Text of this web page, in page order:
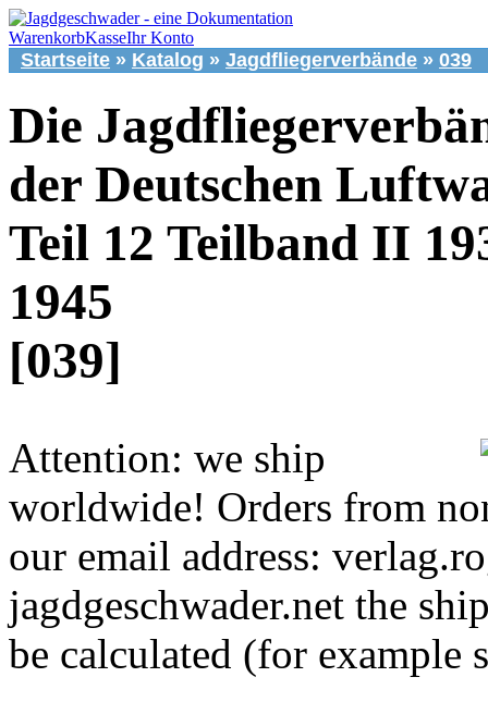
WarenkorbKasseIhr Konto
Startseite » Katalog » Jagdfliegerverbände » 039
Die
der Deutschen
Teil 12 Teilband II
1945
[039]
Attention: we ship
worldwide! Orders from
our email address:
jagdgeschwader.net the
be calculated (for example